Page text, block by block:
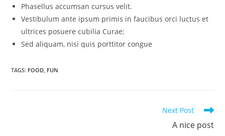
Phasellus accumsan cursus velit.
Vestibulum ante ipsum primis in faucibus orci luctus et
ultrices posuere cubilia Curae;
Sed aliquam, nisi quis porttitor congue
TAGS: FOOD, FUN
Next Post
A nice post